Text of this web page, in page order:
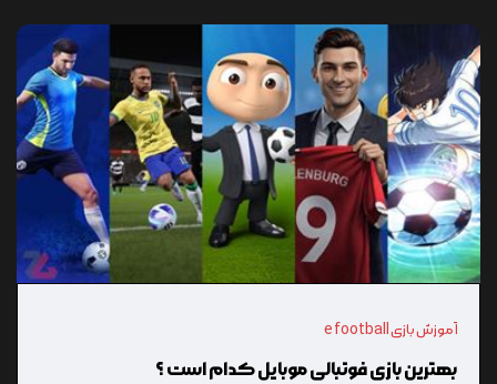
آموزش بازی e football
بهترین بازی فوتبالی موبایل کدام است ؟